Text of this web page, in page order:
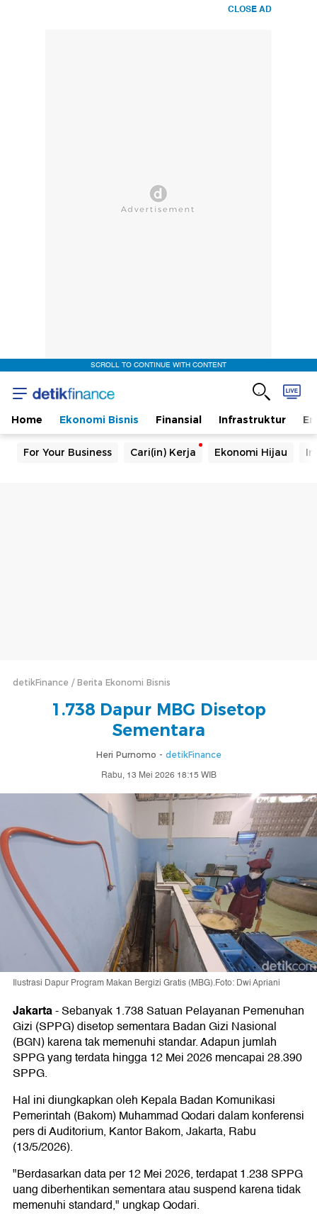
CLOSE AD
SCROLL TO CONTINUE WITH CONTENT
Home Ekonomi Bisnis Finansial Infrastruktur
For Your Business Cari(in) Kerja Ekonomi Hijau
detikFinance Berita Ekonomi Bisnis
1.738 Dapur MBG Disetop
Sementara
Heri Purnomo - detikFinance
Rabu, 13 Mei 2026 18:15 WIB
Ilustrasi Dapur Program Makan Bergizi Gratis (MBG).Foto: Dwi Apriani
Jakarta-Sebanyak 1.738 Satuan Pelayanan Pemenuhan
Gizi (SPPG) disetop sementara Badan Gizi Nasional
(BGN) karena tak memenuhi standar. Adapun jumlah
SPPG yang terdata hingga 12 Mei 2026 mencapai 28.390
SPPG.
Hal ini diungkapkan oleh Kepala Badan Komunikasi
Pemerintah (Bakom) Muhammad Qodari dalam konferensi
pers di Auditorium, Kantor Bakom, Jakarta, Rabu
(13/5/2026).
"Berdasarkan data per 12 Mei 2026, terdapat 1.238 SPPG
uang diberhentikan sementara atau suspend karena tidak
memenuhi standard," ungkap Qodari.